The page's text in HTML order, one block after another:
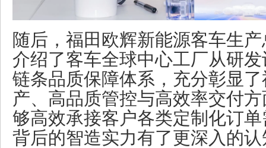
随后，福田欧辉新能源客车生
介绍了客车全球中心工厂从研
链条品质保障体系，充分彰显
产、高品质管控与高效率交付
够高效承接客户各类定制化订
背后的智造实力有了更深入的